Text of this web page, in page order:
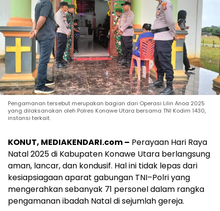
Pengamanan tersebut merupakan bagian dari Operasi Lilin Anoa 2025
yang dilaksanakan oleh Polres Konawe Utara bersama TNI Kodim 1430,
instansi terkait.
KONUT, MEDIAKENDARI.com – Perayaan Hari Raya
Natal 2025 di Kabupaten Konawe Utara berlangsung
aman, lancar, dan kondusif. Hal ini tidak lepas dari
kesiapsiagaan aparat gabungan TNI–Polri yang
mengerahkan sebanyak 71 personel dalam rangka
pengamanan ibadah Natal di sejumlah gereja.